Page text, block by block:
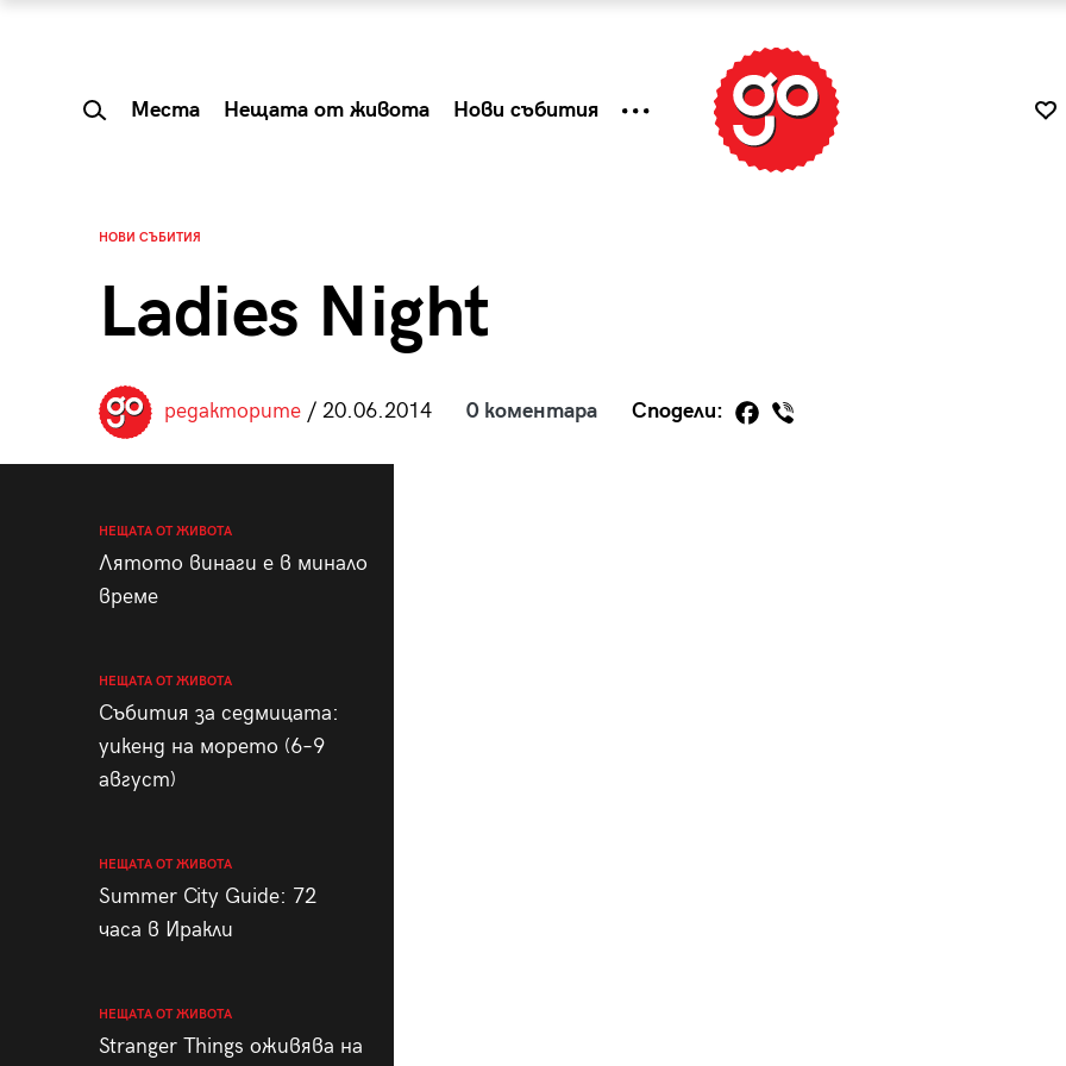
Места Нещата от живота Нови събития
НОВИ СЪБИТИЯ
Ladies Night
редакторите/ 20.06.2014 0 коментара Сподели:
НЕЩАТА ОТ ЖИВОТА
Лятото винаги е в минало
време
НЕЩАТА ОТ ЖИВОТА
Събития за седмицата:
уикенд на морето (6–9
август)
НЕЩАТА ОТ ЖИВОТА
Summer City Guide: 72
часа в Иракли
НЕЩАТА ОТ ЖИВОТА
Stranger Things оживява на
вечери и
28